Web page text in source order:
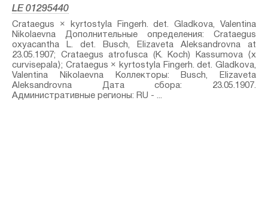
LE 01295440
Crataegus × kyrtostyla Fingerh.⁣ det. Gladkova, Valentina
Nikolaevna Дополнительные определения: Crataegus
oxyacantha L.⁣ det. Busch, Elizaveta Aleksandrovna at
23.05.1907; Crataegus atrofusca (K. Koch) Kassumova⁣ ⟨x
curvisepala⟩; Crataegus × kyrtostyla Fingerh.⁣ det. Gladkova,
Valentina Nikolaevna Коллекторы: Busch, Elizaveta
Aleksandrovna Дата сбора: 23.05.1907.
Административные регионы: RU - ...